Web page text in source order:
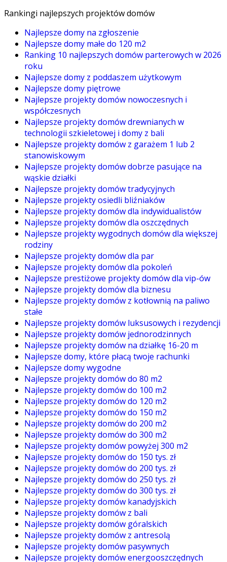
Rankingi najlepszych projektów domów
Najlepsze domy na zgłoszenie
Najlepsze domy małe do 120 m2
Ranking 10 najlepszych domów parterowych w 2026
roku
Najlepsze domy z poddaszem użytkowym
Najlepsze domy piętrowe
Najlepsze projekty domów nowoczesnych i
współczesnych
Najlepsze projekty domów drewnianych w
technologii szkieletowej i domy z bali
Najlepsze projekty domów z garażem 1 lub 2
stanowiskowym
Najlepsze projekty domów dobrze pasujące na
wąskie działki
Najlepsze projekty domów tradycyjnych
Najlepsze projekty osiedli bliźniaków
Najlepsze projekty domów dla indywidualistów
Najlepsze projekty domów dla oszczędnych
Najlepsze projekty wygodnych domów dla większej
rodziny
Najlepsze projekty domów dla par
Najlepsze projekty domów dla pokoleń
Najlepsze prestiżowe projekty domów dla vip-ów
Najlepsze projekty domów dla biznesu
Najlepsze projekty domów z kotłownią na paliwo
stałe
Najlepsze projekty domów luksusowych i rezydencji
Najlepsze projekty domów jednorodzinnych
Najlepsze projekty domów na działkę 16-20 m
Najlepsze domy, które płacą twoje rachunki
Najlepsze domy wygodne
Najlepsze projekty domów do 80 m2
Najlepsze projekty domów do 100 m2
Najlepsze projekty domów do 120 m2
Najlepsze projekty domów do 150 m2
Najlepsze projekty domów do 200 m2
Najlepsze projekty domów do 300 m2
Najlepsze projekty domów powyżej 300 m2
Najlepsze projekty domów do 150 tys. zł
Najlepsze projekty domów do 200 tys. zł
Najlepsze projekty domów do 250 tys. zł
Najlepsze projekty domów do 300 tys. zł
Najlepsze projekty domów kanadyjskich
Najlepsze projekty domów z bali
Najlepsze projekty domów góralskich
Najlepsze projekty domów z antresolą
Najlepsze projekty domów pasywnych
Najlepsze projekty domów energooszczędnych